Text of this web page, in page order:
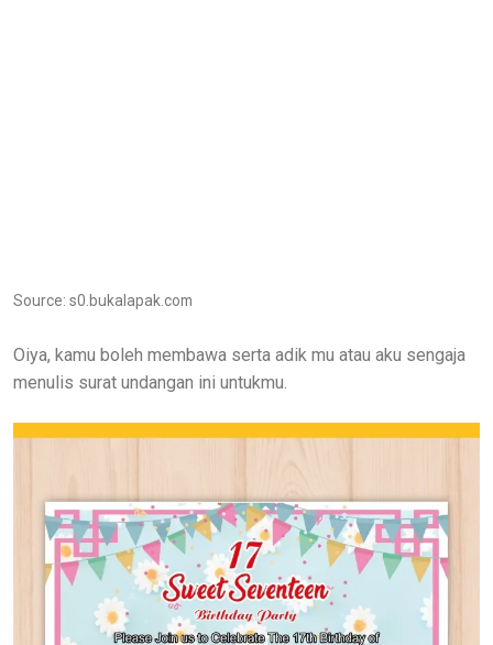
Source: s0.bukalapak.com
Oiya, kamu boleh membawa serta adik mu atau aku sengaja
menulis surat undangan ini untukmu.